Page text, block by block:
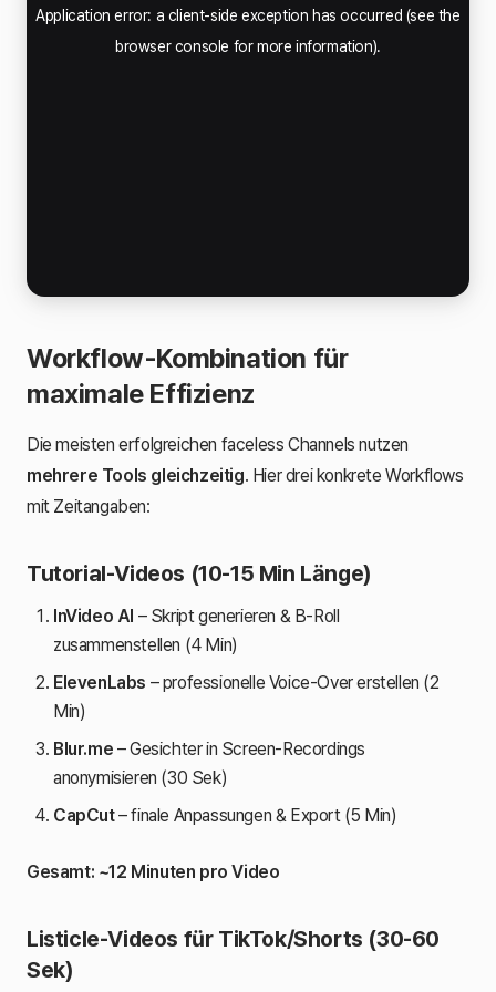
Workflow-Kombination für
maximale Effizienz
Die meisten erfolgreichen faceless Channels nutzen
mehrere Tools gleichzeitig. Hier drei konkrete Workflows
mit Zeitangaben:
Tutorial-Videos (10-15 Min Länge)
InVideo AI – Skript generieren & B-Roll
zusammenstellen (4 Min)
ElevenLabs – professionelle Voice-Over erstellen (2
Min)
Blur.me – Gesichter in Screen-Recordings
anonymisieren (30 Sek)
CapCut– finale Anpassungen & Export (5 Min)
Gesamt: ~12 Minuten pro Video
Listicle-Videos für TikTok/Shorts (30-60
Sek)